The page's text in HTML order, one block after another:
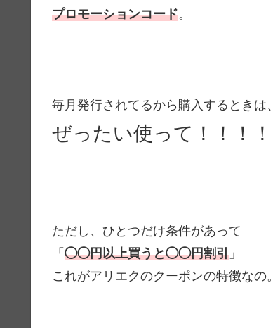
プロモーションコード。
毎月発行されてるから購入するときは、
ぜったい使って！！！！
ただし、ひとつだけ条件があって
「 ◯◯円以上買うと◯◯円割引 」
これがアリエクのクーポンの特徴なの。